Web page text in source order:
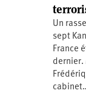
Dans
Un
sept
France
dernier.